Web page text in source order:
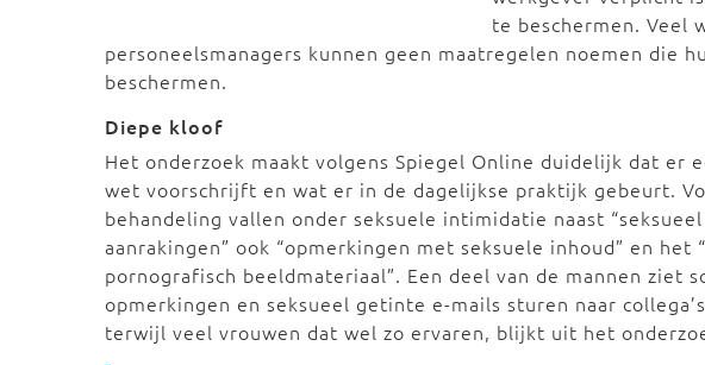
te beschermen. Veel
personeelsmanagers kunnen geen maatregelen noemen die
beschermen.
Diepe kloof
Het onderzoek maakt volgens Spiegel Online duidelijk dat er
wet voorschrijft en wat er in de dagelijkse praktijk gebeurt.
behandeling vallen onder seksuele intimidatie naast
aanrakingen” ook “opmerkingen met seksuele inhoud” en het
pornografisch beeldmateriaal”. Een deel van de mannen ziet
opmerkingen en seksueel getinte e-mails sturen naar
terwijl veel vrouwen dat wel zo ervaren, blijkt uit het